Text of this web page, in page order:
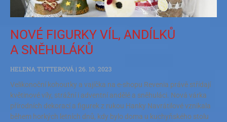
NOVÉ FIGURKY VÍL, ANDÍLKŮ
A SNĚHULÁKŮ
HELENA TUTTEROVÁ
26. 10. 2023
Velikonoční kohoutky a vajíčka na e-shopu Revenia právě střídají
květinové víly, strážní i adventní andělé a sněhuláci. Nová várka
přírodních dekorací a figurek z rukou Hanky Navrátilové vznikala
během horkých letních dnů, kdy bylo doma u kuchyňského stolu